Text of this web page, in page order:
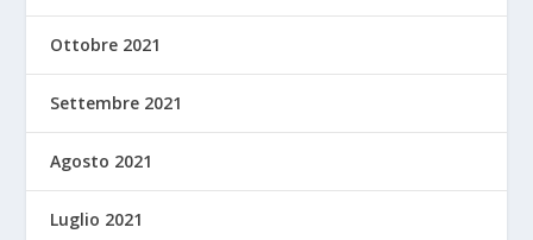
Ottobre 2021
Settembre 2021
Agosto 2021
Luglio 2021